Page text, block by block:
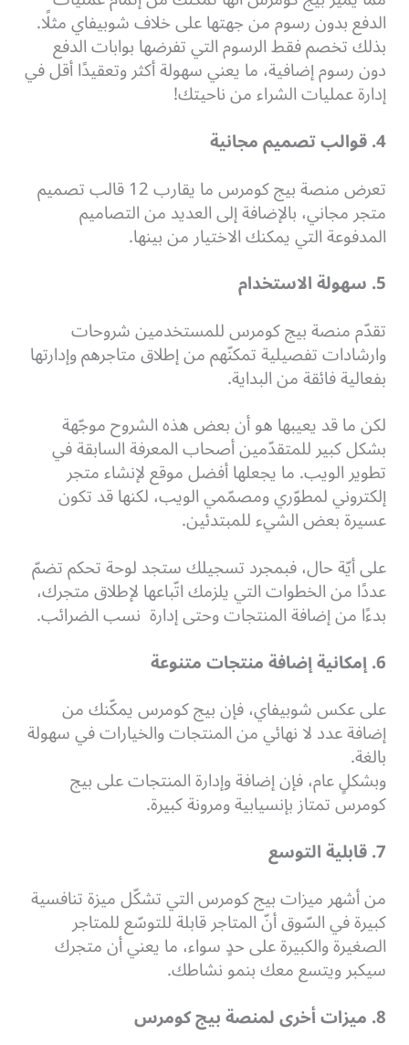
الدفع بدون رسوم من جهتها على خلاف شوبيفاي مثلًا.
بذلك تخصم فقط الرسوم التي تفرضها بوابات الدفع
دون رسوم إضافية،ما يعني سهولة أكثر وتعقيدًا أقل في
إدارة عمليات الشراء من ناحيتك!
4. قوالب تصميم مجانية
تعرض منصة بيج كومرس ما يقارب 12 قالب تصميم
متجر مجاني، بالإضافة إلى العديد من التصاميم
المدفوعة التي يمكنك الاختيار من بينها.
5. سهولة الاستخدام
تقدّم منصة بيج كومرس للمستخدمين شروحات
وارشادات تفصيلية تمكنّهم من إطلاق متاجرهم وإدارتها
بفعالية فائقة من البداية.
لكن ما قد يعيبها هو أن بعض هذه الشروح موجّهة
بشكل كبير للمتقدّمين أصحاب المعرفة السابقة في
تطوير الويب. ما يجعلها أفضل موقع لإنشاء متجر
إلكتروني لمطوّري ومصمّمي الويب، لكنها قد تكون
عسيرة بعض الشيء للمبتدئين.
على أيّة حال، فبمجرد تسجيلك ستجد لوحة تحكم تضمّ
عددًا من الخطوات التي يلزمك اتّباعها لإطلاق متجرك،
بدءًا من إضافة المنتجات وحتى إدارة نسب الضرائب.
6. إمكانية إضافة منتجات متنوعة
على عكس شوبيفاي، فإن بيج كومرس يمكّنك من
إضافة عدد لا نهائي من المنتجات والخيارات في سهولة
بالغة.
وبشكلٍ عام، فإن إضافة وإدارة المنتجات على بيج
كومرس تمتاز بإنسيابية ومرونة كبيرة.
7. قابلية التوسع
من أشهر ميزات بيج كومرس التي تشكّل ميزة تنافسية
كبيرة في السّوق أنّ المتاجر قابلة للتوسّع للمتاجر
الصغيرة والكبيرة على حدٍ سواء، ما يعني أن متجرك
سيكبر ويتسع معك بنمو نشاطك.
8. ميزات أخرى لمنصة بيج كومرس